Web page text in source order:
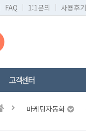
FAQ 1:1문의 사용후기
고객센터
마케팅자동화